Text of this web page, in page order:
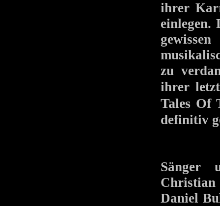
ihrer
einlegen.
zu
ihrer
Tales Of
definitiv
Sänger
Daniel